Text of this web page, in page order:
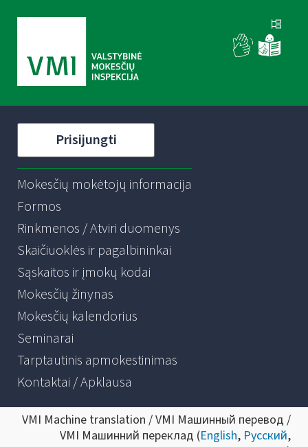
Prisijungti
Mokesčių mokėtojų informacija
Formos
Rinkmenos / Atviri duomenys
Skaičiuoklės ir pagalbininkai
Sąskaitos ir įmokų kodai
Mokesčių žinynas
Mokesčių kalendorius
Seminarai
Tarptautinis apmokestinimas
Kontaktai / Apklausa
VMI Machine translation / VMI Машинный перевод /
VMI Машинний переклад (English, Русский,